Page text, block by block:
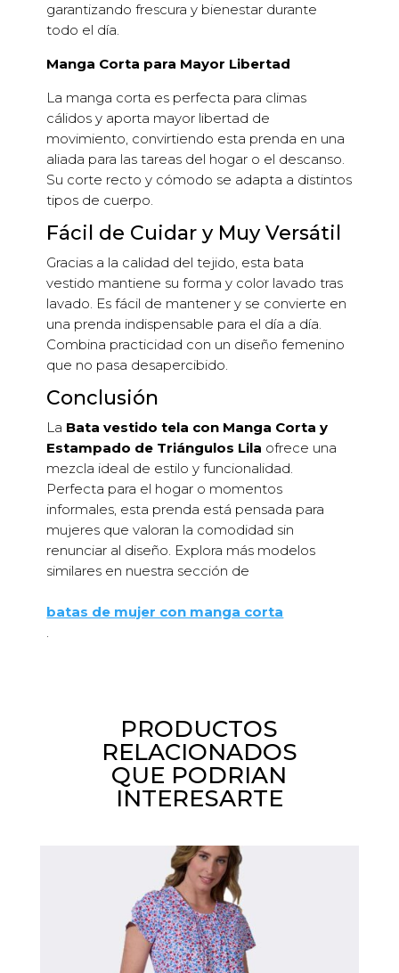
garantizando frescura y bienestar durante
todo el día.
Manga Corta para Mayor Libertad
La manga corta es perfecta para climas
cálidos y aporta mayor libertad de
movimiento, convirtiendo esta prenda en una
aliada para las tareas del hogar o el descanso.
Su corte recto y cómodo se adapta a distintos
tipos de cuerpo.
Fácil de Cuidar y Muy Versátil
Gracias a la calidad del tejido, esta bata
vestido mantiene su forma y color lavado tras
lavado. Es fácil de mantener y se convierte en
una prenda indispensable para el día a día.
Combina practicidad con un diseño femenino
que no pasa desapercibido.
Conclusión
La Bata vestido tela con Manga Corta y
Estampado de Triángulos Lila ofrece una
mezcla ideal de estilo y funcionalidad.
Perfecta para el hogar o momentos
informales, esta prenda está pensada para
mujeres que valoran la comodidad sin
renunciar al diseño. Explora más modelos
similares en nuestra sección de
batas de mujer con manga corta
.
PRODUCTOS
RELACIONADOS
QUE PODRIAN
INTERESARTE